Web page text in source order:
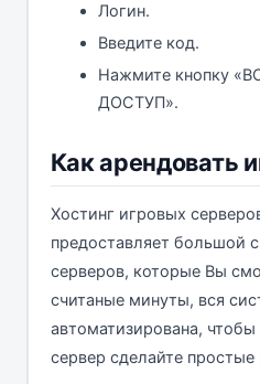
Логин.
Введите код.
Нажмите кнопку
ДОСТУП».
Как арендовать
Хостинг игровых
предоставляет большой
серверов, которые Вы
считаные минуты, вся
автоматизирована,
сервер сделайте простые